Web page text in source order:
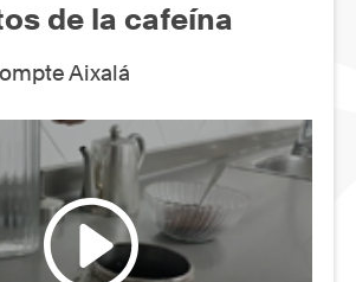
de la cafeína
Aixalá